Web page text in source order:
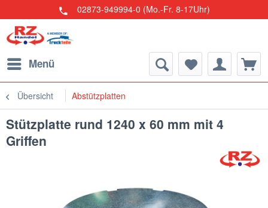
02873-949994-0 (Mo.-Fr. 8-17Uhr)
Menü
Übersicht Abstützplatten
Stützplatte rund 1240 x 60 mm mit 4
Griffen